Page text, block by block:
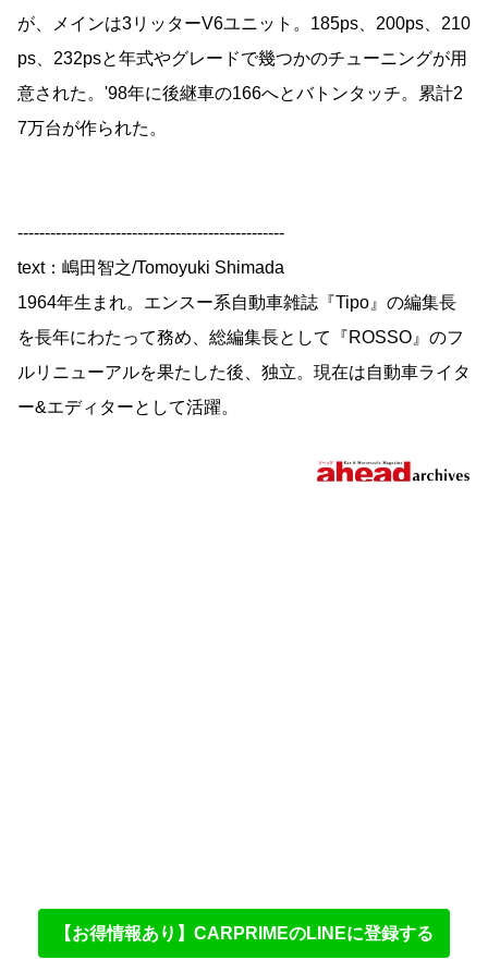
が、メインは3リッターV6ユニット。185ps、200ps、210
ps、232psと年式やグレードで幾つかのチューニングが用
意された。'98年に後継車の166へとバトンタッチ。累計2
7万台が作られた。
-------------------------------------------------
text：嶋田智之/Tomoyuki Shimada
1964年生まれ。エンスー系自動車雑誌『Tipo』の編集長
を長年にわたって務め、総編集長として『ROSSO』のフ
ルリニューアルを果たした後、独立。現在は自動車ライタ
ー&エディターとして活躍。
【お得情報あり】CARPRIMEのLINEに登録する